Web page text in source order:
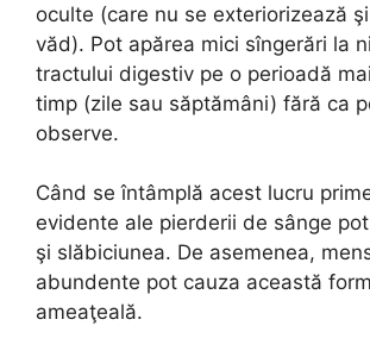
oculte (care nu se exteriorizează
văd). Pot apărea mici sîngerări la
tractului digestiv pe o perioadă
timp (zile sau săptămâni) fără ca
observe.
Când se întâmplă acest lucru
evidente ale pierderii de sânge
şi slăbiciunea. De asemenea,
abundente pot cauza această
ameaţeală.